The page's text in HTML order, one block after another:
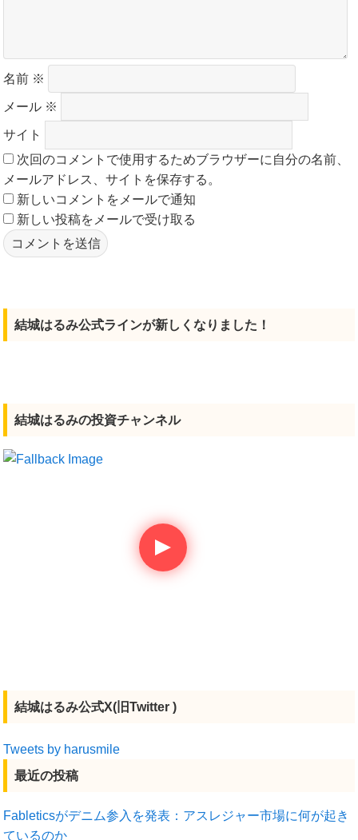
名前 ※
メール ※
サイト
次回のコメントで使用するためブラウザーに自分の名前、
メールアドレス、サイトを保存する。
新しいコメントをメールで通知
新しい投稿をメールで受け取る
結城はるみ公式ラインが新しくなりました！
結城はるみの投資チャンネル
結城はるみ公式X(旧Twitter )
Tweets by harusmile
最近の投稿
Fableticsがデニム参入を発表：アスレジャー市場に何が起き
ているのか